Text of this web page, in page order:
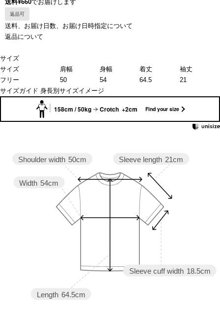
送料¥660でお届けします
返品可
送料、お届け日数、お届け日時指定について
返品について
サイズ
サイズ
肩幅 身幅 着丈
袖丈
フリー
50 54 64.5
21
サイズガイド 身長別サイズイメージ
158cm / 50kg Crotch +2cm Find your size
Sleeve cuff width 18.5cm
Sleeve length 21cm
Length 64.5cm
Width 54cm
Shoulder width 50cm